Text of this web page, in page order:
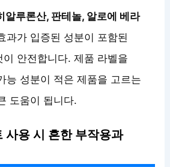
알루론산, 판테놀, 알로에 베라
과가 입증된 성분이 포함된
이 안전합니다. 제품 라벨을
능 성분이 적은 제품을 고르는
도움이 됩니다.
사용 시 흔한 부작용과